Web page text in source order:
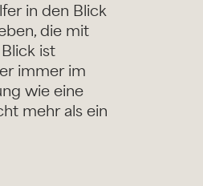
in den Blick
die mit
ist
immer im
wie eine
mehr als ein